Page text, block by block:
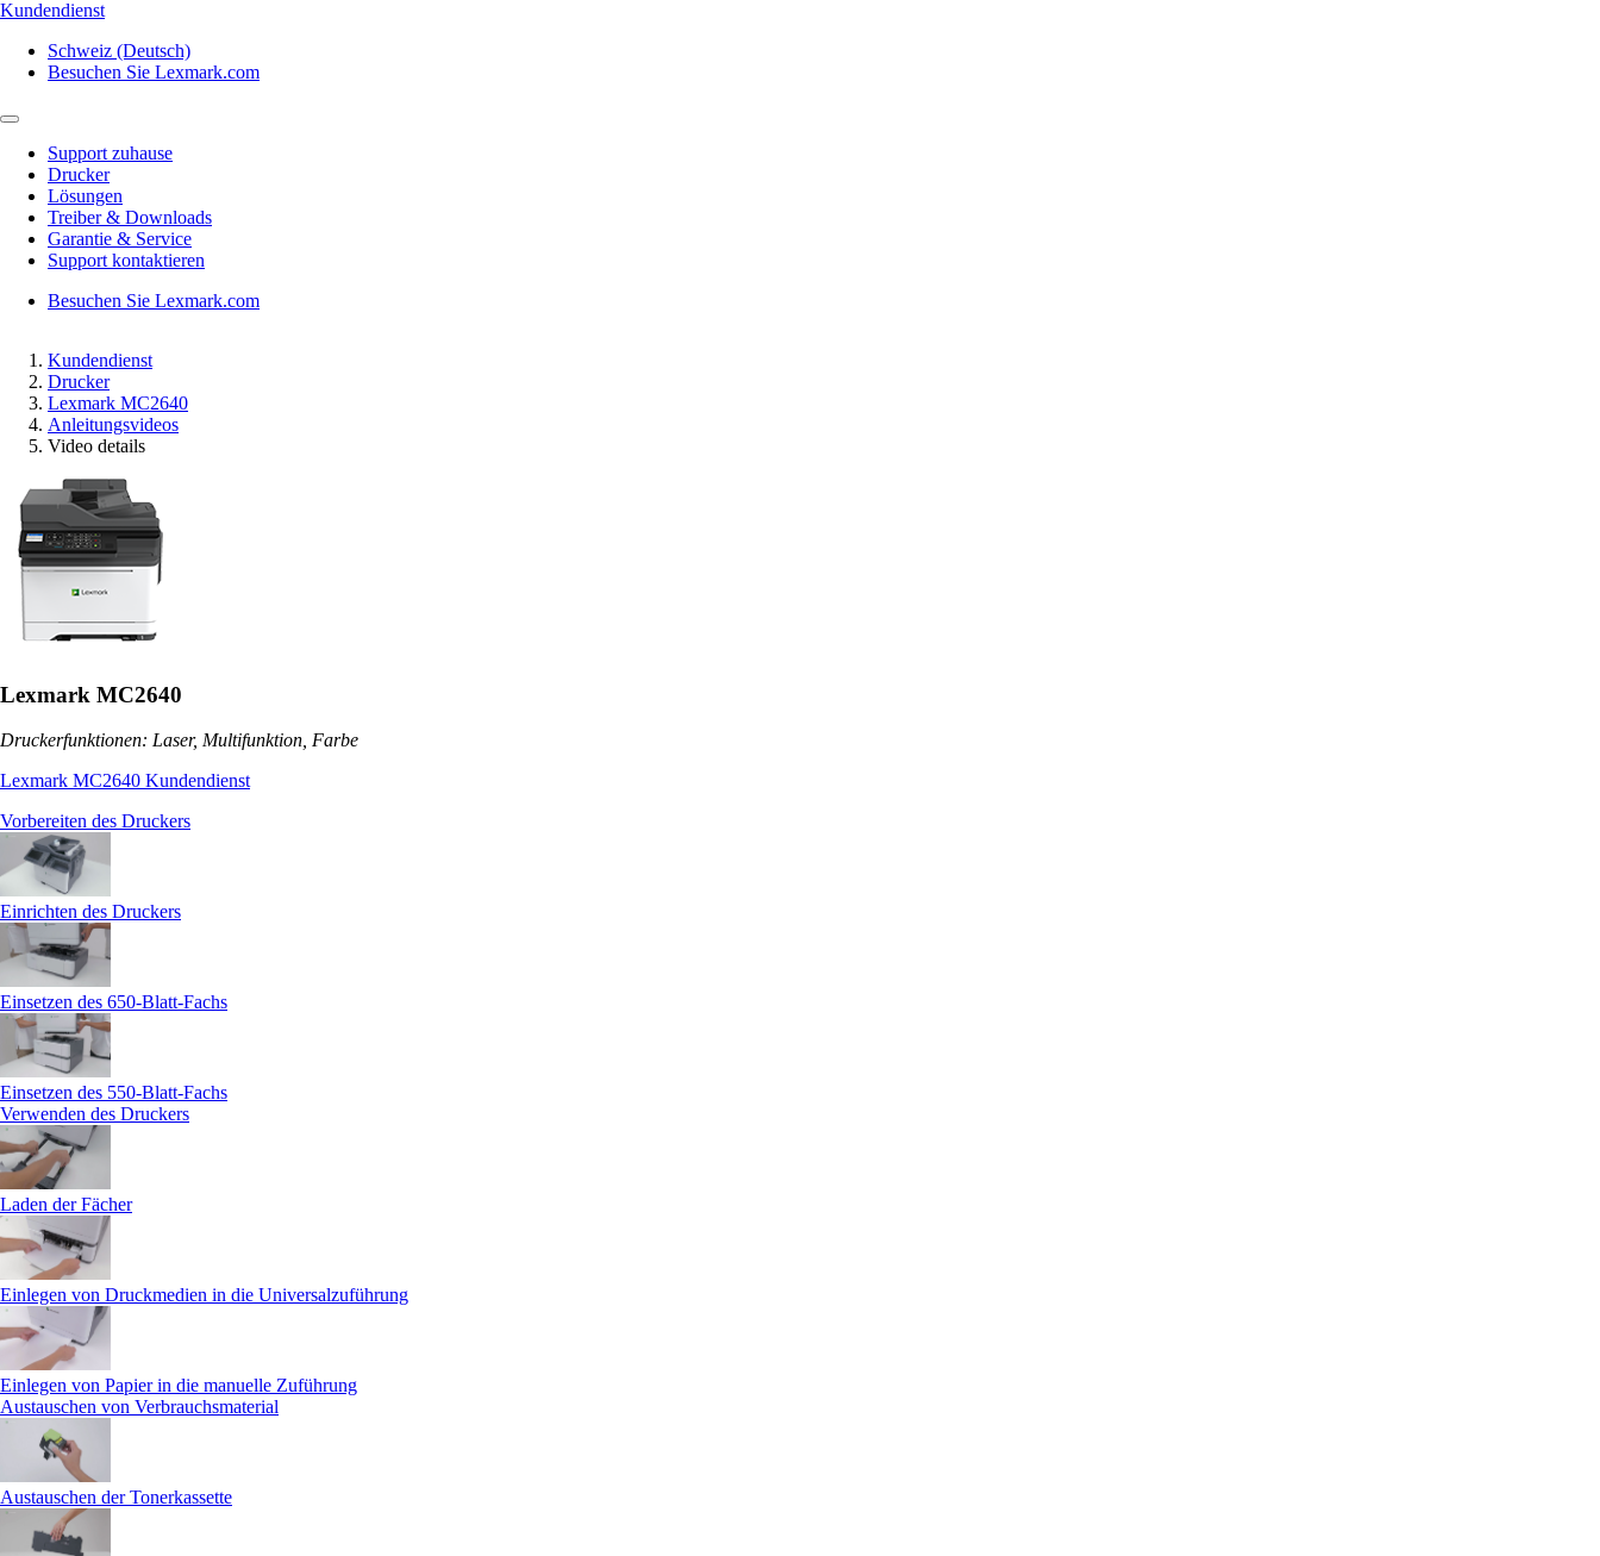
Kundendienst
Schweiz (Deutsch)
Besuchen Sie Lexmark.com
Support zuhause
Drucker
Lösungen
Treiber & Downloads
Garantie & Service
Support kontaktieren
Besuchen Sie Lexmark.com
Kundendienst
Drucker
Lexmark MC2640
Anleitungsvideos
Video details
Lexmark MC2640
Druckerfunktionen: Laser, Multifunktion, Farbe
Lexmark MC2640 Kundendienst
Vorbereiten des Druckers
Einrichten des Druckers
Einsetzen des 650-Blatt-Fachs
Einsetzen des 550-Blatt-Fachs
Verwenden des Druckers
Laden der Fächer
Einlegen von Druckmedien in die Universalzuführung
Einlegen von Papier in die manuelle Zuführung
Austauschen von Verbrauchsmaterial
Austauschen der Tonerkassette